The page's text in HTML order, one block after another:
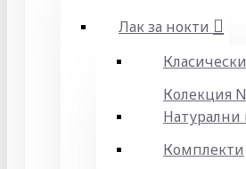
Лак за нокти
Колекция
Натурални
Комплекти